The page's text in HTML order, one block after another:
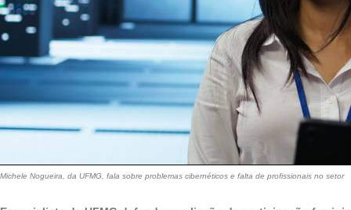
Michele Nogueira, da UFMG, fala sobre problemas cibernéticos e falta de profissionais no setor